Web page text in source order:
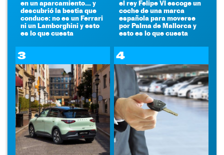
en un aparcamiento... y
descubrió la bestia que
conduce: no es un Ferrari
ni un Lamborghini y esto
es lo que cuesta
el rey Felipe VI escoge un
coche de una marca
española para moverse
por Palma de Mallorca y
esto es lo que cuesta
3 4